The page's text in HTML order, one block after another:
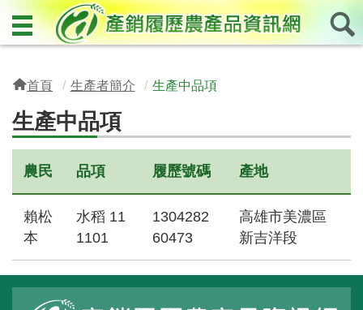
首頁 生產者簡介 生產中品項
生產中品項
農民 品項 履歷號碼 產地
賴松
本
水稻 11
1101
1304282
60473
高雄市美濃區
新吉洋段